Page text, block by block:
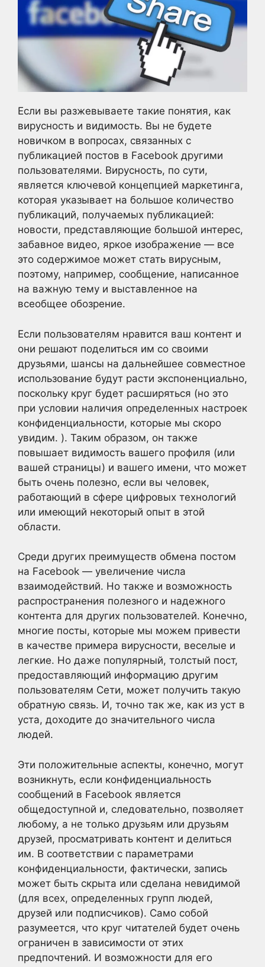
Если вы разжевываете такие понятия, как
вирусность и видимость. Вы не будете
новичком в вопросах, связанных с
публикацией постов в Facebook другими
пользователями. Вирусность, по сути,
является ключевой концепцией маркетинга,
которая указывает на большое количество
публикаций, получаемых публикацией:
новости, представляющие большой интерес,
забавное видео, яркое изображение — все
это содержимое может стать вирусным,
поэтому, например, сообщение, написанное
на важную тему и выставленное на
всеобщее обозрение.
Если пользователям нравится ваш контент и
они решают поделиться им со своими
друзьями, шансы на дальнейшее совместное
использование будут расти экспоненциально,
поскольку круг будет расширяться (но это
при условии наличия определенных настроек
конфиденциальности, которые мы скоро
увидим. ). Таким образом, он также
повышает видимость вашего профиля (или
вашей страницы) и вашего имени, что может
быть очень полезно, если вы человек,
работающий в сфере цифровых технологий
или имеющий некоторый опыт в этой
области.
Среди других преимуществ обмена постом
на Facebook — увеличение числа
взаимодействий. Но также и возможность
распространения полезного и надежного
контента для других пользователей. Конечно,
многие посты, которые мы можем привести
в качестве примера вирусности, веселые и
легкие. Но даже популярный, толстый пост,
предоставляющий информацию другим
пользователям Сети, может получить такую
обратную связь. И, точно так же, как из уст в
уста, доходите до значительного числа
людей.
Эти положительные аспекты, конечно, могут
возникнуть, если конфиденциальность
сообщений в Facebook является
общедоступной и, следовательно, позволяет
любому, а не только друзьям или друзьям
друзей, просматривать контент и делиться
им. В соответствии с параметрами
конфиденциальности, фактически, запись
может быть скрыта или сделана невидимой
(для всех, определенных групп людей,
друзей или подписчиков). Само собой
разумеется, что круг читателей будет очень
ограничен в зависимости от этих
предпочтений. И возможности для его